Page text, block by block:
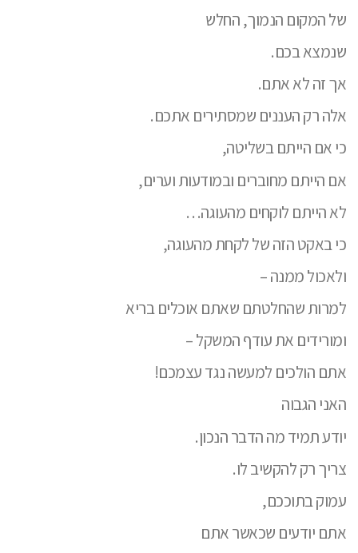
של המקום הנמוך, החלש
שנמצא בכם.
אך זה לא אתם.
אלה רק העננים שמסתירים אתכם.
כי אם הייתם בשליטה,
אם הייתם מחוברים ובמודעות וערים,
לא הייתם לוקחים מהעוגה…
כי באקט הזה של לקחת מהעוגה,
ולאכול ממנה –
למרות שהחלטתם שאתם אוכלים בריא
ומורידים את עודף המשקל –
אתם הולכים למעשה נגד עצמכם!
האני הגבוה
יודע תמיד מה הדבר הנכון.
צריך רק להקשיב לו.
עמוק בתוככם,
אתם יודעים שכאשר אתם